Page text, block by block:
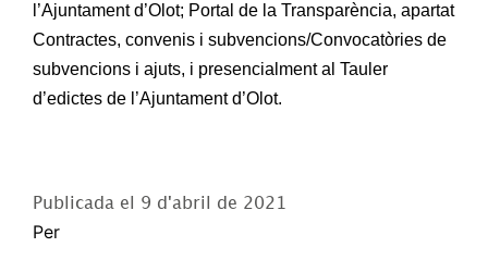
l’Ajuntament d’Olot; Portal de la Transparència, apartat
Contractes, convenis i subvencions/Convocatòries de
subvencions i ajuts, i presencialment al Tauler
d’edictes de l’Ajuntament d’Olot.
Publicada el 9 d'abril de 2021
Per